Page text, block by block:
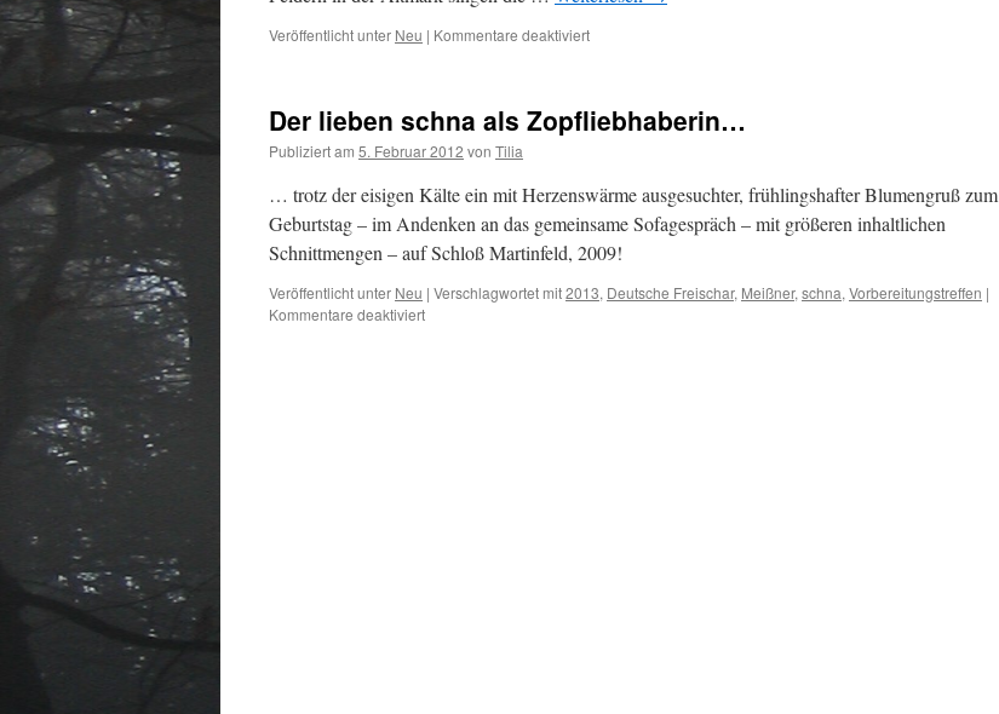
Veröffentlicht unter Neu | Kommentare deaktiviertfür
Der lieben schna als Zopfliebhaberin…
Publiziert am 5. Februar 2012 von Tilia
… trotz der eisigen Kälte ein mit Herzenswärme ausgesuchter, frühlingshafter Blumengruß zum
Geburtstag – im Andenken an das gemeinsame Sofagespräch – mit größeren inhaltlichen
Schnittmengen – auf Schloß Martinfeld, 2009!
Veröffentlicht unter Neu | Verschlagwortet mit2013, Deutsche Freischar, Meißner, schna, Vorbereitungstreffen |
Kommentare deaktiviertfür